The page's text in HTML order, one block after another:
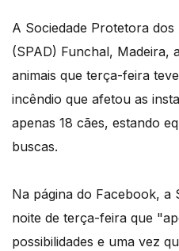
A Sociedade Protetora dos
(SPAD) Funchal, Madeira,
animais que terça-feira
incêndio que afetou as
apenas 18 cães, estando
buscas.
Na página do Facebook, a
noite de terça-feira que
possibilidades e uma vez